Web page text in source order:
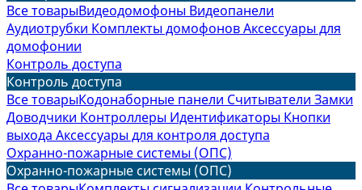
Все товарыВидеодомофоны Видеопанели
Аудиотрубки Комплекты домофоновАксессуары для
домофонии
Контроль доступа
Контроль доступа
Все товарыКодонаборные панели Считыватели Замки
Доводчики Контроллеры Идентификаторы Кнопки
выхода Аксессуары для контроля доступа
Охранно-пожарные системы (ОПС)
Охранно-пожарные системы (ОПС)